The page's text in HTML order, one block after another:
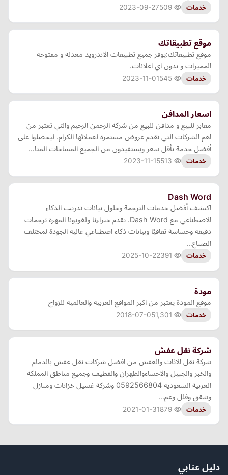
خدمات 2023-09-27
موقع تطبيقاتك
موقع تطبيقاتك:يوفر جميع تطبيقات الاندرويد معدله و مفتوحه
المميزات و بدون اي اعلانات.
خدمات 2023-11-01
اسعار المدافن
مقابر للبيع و مدافن للبيع من شركة الرحمن الرحيم والتي تعتبر من
اهم الشركات التي تقدم عروض مستمرة لعملائها الكرام. ليحصلوا على
أفضل خدمة بأقل سعر ويستفيدون من الجميع المساحات المتا…
خدمات 2023-11-15
Dash Word
اكتشف أفضل خدمات الترجمة وحلول بيانات تدريب الذكاء
الاصطناعي مع Dash Word. يقدم خبراءنا ولغويونا المهرة ترجمات
دقيقة وحساسة ثقافيًا وبيانات ذكاء اصطناعي عالية الجودة لمختلف
الصناع…
خدمات 2025-10-22
مودة
موقع المودة يعتبر من اكبر المواقع العربية والعالمية للزواج
خدمات 2018-07-05
شركة نقل عفش
شركة نقل الاثاث والعفش من افضل شركات نقل عفش بالدمام
والخبر والجبيل والاحساءوالظهران والقطيف وجميع مناطق المملكة
العربية السعودية 0592566804 وشركة غسيل خزانات ومنازل
وشقق وفلل وعم…
خدمات 2021-01-31
دليل عنابي